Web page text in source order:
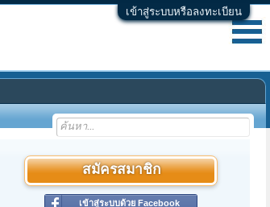
เข้าสู่ระบบหรือลงทะเบียน
สมัครสมาชิก
เข้าสู่ระบบด้วย Facebook